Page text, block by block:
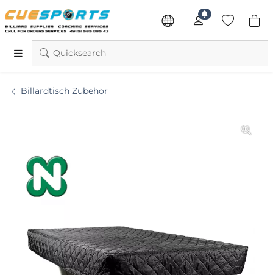
Quicksearch
Billardtisch Zubehör